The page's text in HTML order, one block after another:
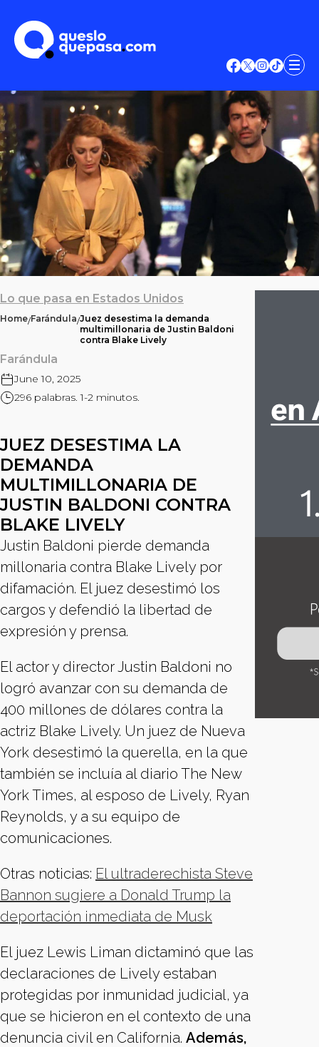
Lo que pasa en Estados Unidos
Home/Farándula/Juez desestima la demanda
multimillonaria de Justin Baldoni
contra Blake Lively
Farándula
June 10, 2025
296 palabras. 1-2 minutos.
JUEZ DESESTIMA LA
DEMANDA
MULTIMILLONARIA DE
JUSTIN BALDONI CONTRA
BLAKE LIVELY
Justin Baldoni pierde demanda
millonaria contra Blake Lively por
difamación. El juez desestimó los
cargos y defendió la libertad de
expresión y prensa.
El actor y director Justin Baldoni no
logró avanzar con su demanda de
400 millones de dólares contra la
actriz Blake Lively. Un juez de Nueva
York desestimó la querella, en la que
también se incluía al diario The New
York Times, al esposo de Lively, Ryan
Reynolds, y a su equipo de
comunicaciones.
Otras noticias: El ultraderechista Steve
Bannon sugiere a Donald Trump la
deportación inmediata de Musk
El juez Lewis Liman dictaminó que las
declaraciones de Lively estaban
protegidas por inmunidad judicial, ya
que se hicieron en el contexto de una
denuncia civil en California. Además,